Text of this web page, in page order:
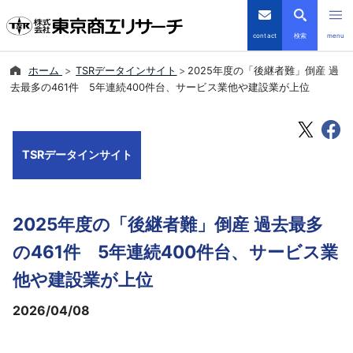
contact 検索 menu
倒産・注目企業情報
会社案内
商品・サービス
ホーム TSRデータインサイト
2025年度の「後継者難」倒産 過
去最多の461件 5年連続400件台、サービス業他や建設業が上位
TSRデータインサイト
2025年度の「後継者難」倒産 過去最多
の461件 5年連続400件台、サービス業
他や建設業が上位
2026/04/08